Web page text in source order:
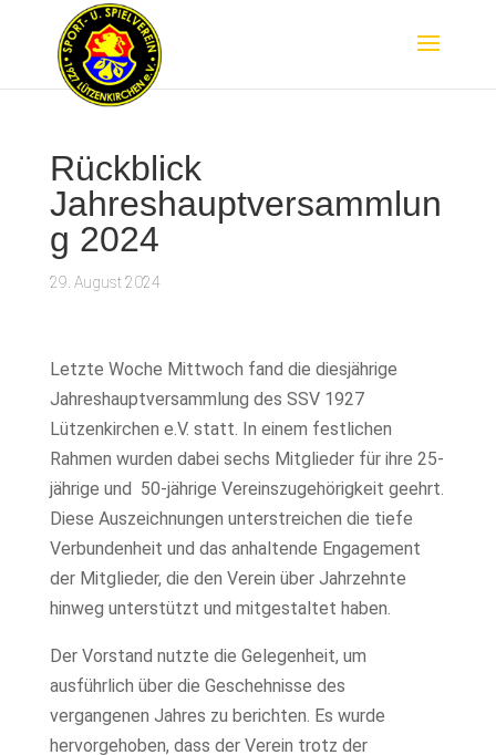
Rückblick
Jahreshauptversammlun
g 2024
29. August 2024
Letzte Woche Mittwoch fand die diesjährige
Jahreshauptversammlung des SSV 1927
Lützenkirchen e.V. statt. In einem festlichen
Rahmen wurden dabei sechs Mitglieder für ihre 25-
jährige und 50-jährige Vereinszugehörigkeit geehrt.
Diese Auszeichnungen unterstreichen die tiefe
Verbundenheit und das anhaltende Engagement
der Mitglieder, die den Verein über Jahrzehnte
hinweg unterstützt und mitgestaltet haben.
Der Vorstand nutzte die Gelegenheit, um
ausführlich über die Geschehnisse des
vergangenen Jahres zu berichten. Es wurde
hervorgehoben, dass der Verein trotz der